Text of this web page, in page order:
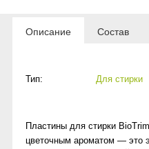
Описание Состав
Тип: Для стирки
Пластины для стирки
цветочным ароматом — это